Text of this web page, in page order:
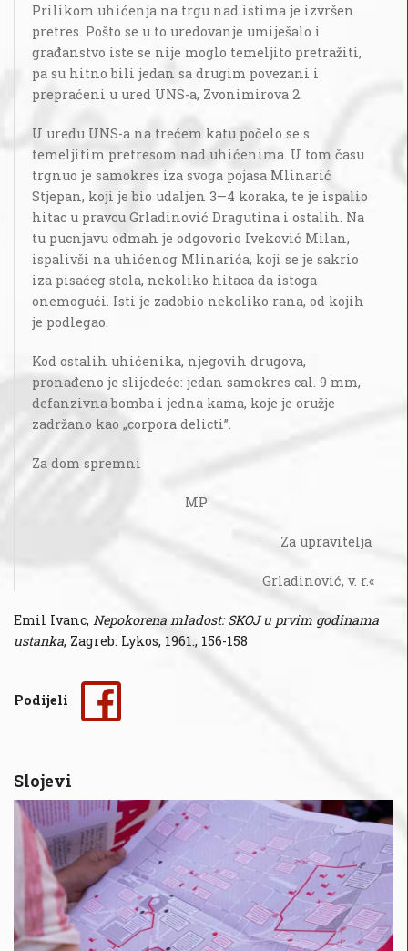
Prilikom uhićenja na trgu nad istima je izvršen
pretres. Pošto se u to uredovanje umiješalo i
građanstvo iste se nije moglo temeljito pretražiti,
pa su hitno bili jedan sa drugim povezani i
prepraćeni u ured UNS-a, Zvonimirova 2.
U uredu UNS-a na trećem katu počelo se s
temeljitim pretresom nad uhićenima. U tom času
trgnuo je samokres iza svoga pojasa Mlinarić
Stjepan, koji je bio udaljen 3—4 koraka, te je ispalio
hitac u pravcu Grladinović Dragutina i ostalih. Na
tu pucnjavu odmah je odgovorio Iveković Milan,
ispalivši na uhićenog Mlinarića, koji se je sakrio
iza pisaćeg stola, nekoliko hitaca da istoga
onemogući. Isti je zadobio nekoliko rana, od kojih
je podlegao.
Kod ostalih uhićenika, njegovih drugova,
pronađeno je slijedeće: jedan samokres cal. 9 mm,
defanzivna bomba i jedna kama, koje je oružje
zadržano kao „corpora delicti”.
Za dom spremni
MP
Za upravitelja
Grladinović, v. r.«
Emil Ivanc, Nepokorena mladost: SKOJ u prvim godinama
ustanka, Zagreb: Lykos, 1961., 156-158
Podijeli
Slojevi